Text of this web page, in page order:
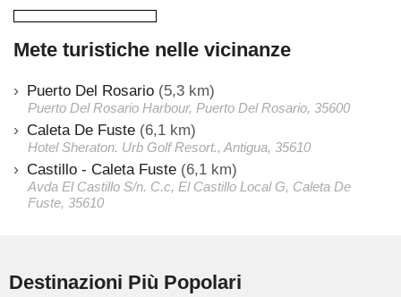
Mete turistiche nelle vicinanze
Puerto Del Rosario (5,3 km)
Puerto Del Rosario Harbour, Puerto Del Rosario, 35600
Caleta De Fuste (6,1 km)
Hotel Sheraton. Urb Golf Resort., Antigua, 35610
Castillo - Caleta Fuste (6,1 km)
Avda El Castillo S/n. C.c, El Castillo Local G, Caleta De
Fuste, 35610
Destinazioni Più Popolari